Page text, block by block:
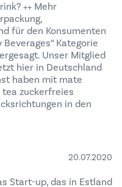
++ Mehr
für den Konsumenten
Kategorie
Unser Mitglied
hier in Deutschland
haben mit mate
tea zuckerfreies
in den
20.07.2020
Start-up, das in Estland